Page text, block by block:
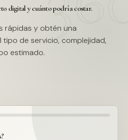
digital y cuánto podría costar.
rápidas y obtén una
de servicio, complejidad,
estimado.